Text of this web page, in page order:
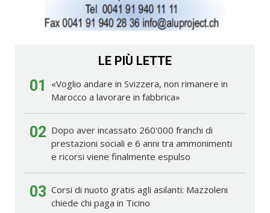
LE PIÙ LETTE
01
«Voglio andare in Svizzera, non rimanere in
Marocco a lavorare in fabbrica»
02 Dopo aver incassato 260'000 franchi di
prestazioni sociali e 6 anni tra ammonimenti
e ricorsi viene finalmente espulso
03 Corsi di nuoto gratis agli asilanti: Mazzoleni
chiede chi paga in Ticino